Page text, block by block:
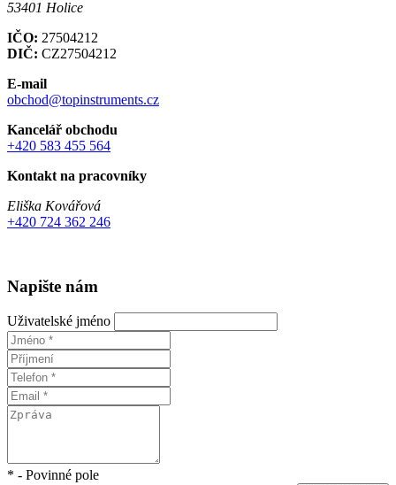
53401 Holice
IČO: 27504212
DIČ: CZ27504212
E-mail
obchod@topinstruments.cz
Kancelář obchodu
+420 583 455 564
Kontakt na pracovníky
Eliška Kovářová
+420 724 362 246
Napište nám
Uživatelské jméno
* - Povinné pole